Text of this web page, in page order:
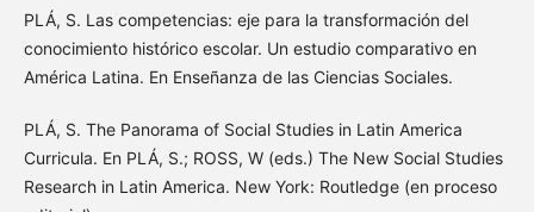
PLÁ, S. Las competencias: eje para la transformación del
conocimiento histórico escolar. Un estudio comparativo en
América Latina. En Enseñanza de las Ciencias Sociales.
PLÁ, S. The Panorama of Social Studies in Latin America
Curricula. En PLÁ, S.; ROSS, W (eds.) The New Social Studies
Research in Latin America. New York: Routledge (en proceso